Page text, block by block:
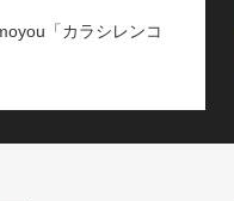
「カラシレンコ